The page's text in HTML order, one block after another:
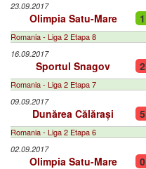
23.09.2017
Olimpia Satu-Mare
Romania - Liga 2 Etapa 8
16.09.2017
Sportul Snagov
Romania - Liga 2 Etapa 7
09.09.2017
Dunărea Călărași
Romania - Liga 2 Etapa 6
02.09.2017
Olimpia Satu-Mare